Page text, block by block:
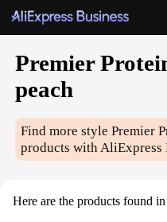
Premier
peach
Find more stylePremier
products with AliExpress
Here are the products found